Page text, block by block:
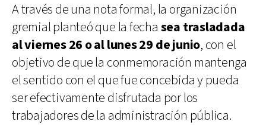
A través de una nota formal, la organización
gremial planteó que la fecha sea trasladada
al viernes 26 o al lunes 29 de junio, con el
objetivo de que la conmemoración mantenga
el sentido con el que fue concebida y pueda
ser efectivamente disfrutada por los
trabajadores de la administración pública.